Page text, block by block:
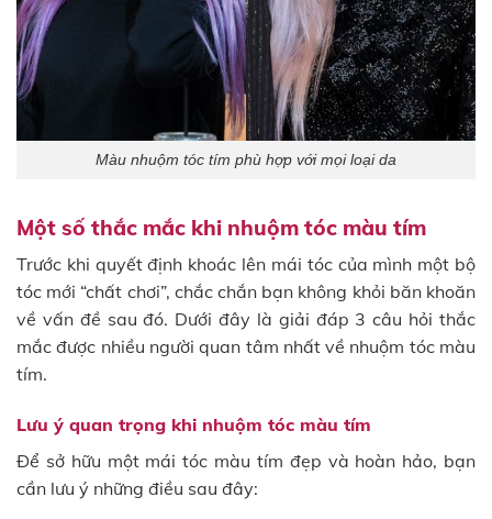
Màu nhuộm tóc tím phù hợp với mọi loại da
Một số thắc mắc khi nhuộm tóc màu tím
Trước khi quyết định khoác lên mái tóc của mình một bộ
tóc mới “chất chơi”, chắc chắn bạn không khỏi băn khoăn
về vấn đề sau đó. Dưới đây là giải đáp 3 câu hỏi thắc
mắc được nhiều người quan tâm nhất về nhuộm tóc màu
tím.
Lưu ý quan trọng khi nhuộm tóc màu tím
Để sở hữu một mái tóc màu tím đẹp và hoàn hảo, bạn
cần lưu ý những điều sau đây: